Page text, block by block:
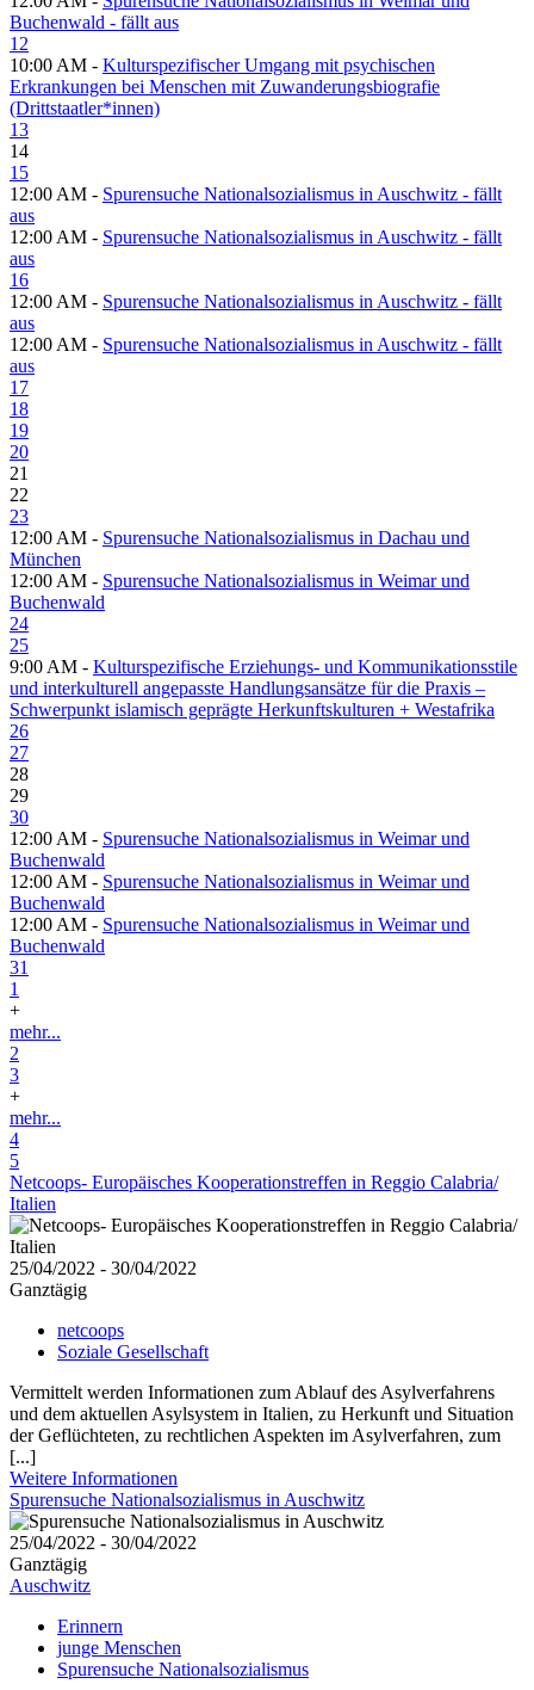
Buchenwald - fällt aus
12
10:00 AM - Kulturspezifischer Umgang mit psychischen
Erkrankungen bei Menschen mit Zuwanderungsbiografie
(Drittstaatler*innen)
13
14
15
12:00 AM - Spurensuche Nationalsozialismus in Auschwitz - fällt
aus
12:00 AM - Spurensuche Nationalsozialismus in Auschwitz - fällt
aus
16
12:00 AM - Spurensuche Nationalsozialismus in Auschwitz - fällt
aus
12:00 AM - Spurensuche Nationalsozialismus in Auschwitz - fällt
aus
17
18
19
20
21
22
23
12:00 AM - Spurensuche Nationalsozialismus in Dachau und
München
12:00 AM - Spurensuche Nationalsozialismus in Weimar und
Buchenwald
24
25
9:00 AM - Kulturspezifische Erziehungs- und Kommunikationsstile
und interkulturell angepasste Handlungsansätze für die Praxis –
Schwerpunkt islamisch geprägte Herkunftskulturen + Westafrika
26
27
28
29
30
12:00 AM - Spurensuche Nationalsozialismus in Weimar und
Buchenwald
12:00 AM - Spurensuche Nationalsozialismus in Weimar und
Buchenwald
12:00 AM - Spurensuche Nationalsozialismus in Weimar und
Buchenwald
31
1
+
mehr...
2
3
+
mehr...
4
5
Netcoops- Europäisches Kooperationstreffen in Reggio Calabria/
Italien
25/04/2022 - 30/04/2022
Ganztägig
netcoops
Soziale Gesellschaft
Vermittelt werden Informationen zum Ablauf des Asylverfahrens
und dem aktuellen Asylsystem in Italien, zu Herkunft und Situation
der Geflüchteten, zu rechtlichen Aspekten im Asylverfahren, zum
[...]
Weitere Informationen
Spurensuche Nationalsozialismus in Auschwitz
25/04/2022 - 30/04/2022
Ganztägig
Auschwitz
Erinnern
junge Menschen
Spurensuche Nationalsozialismus